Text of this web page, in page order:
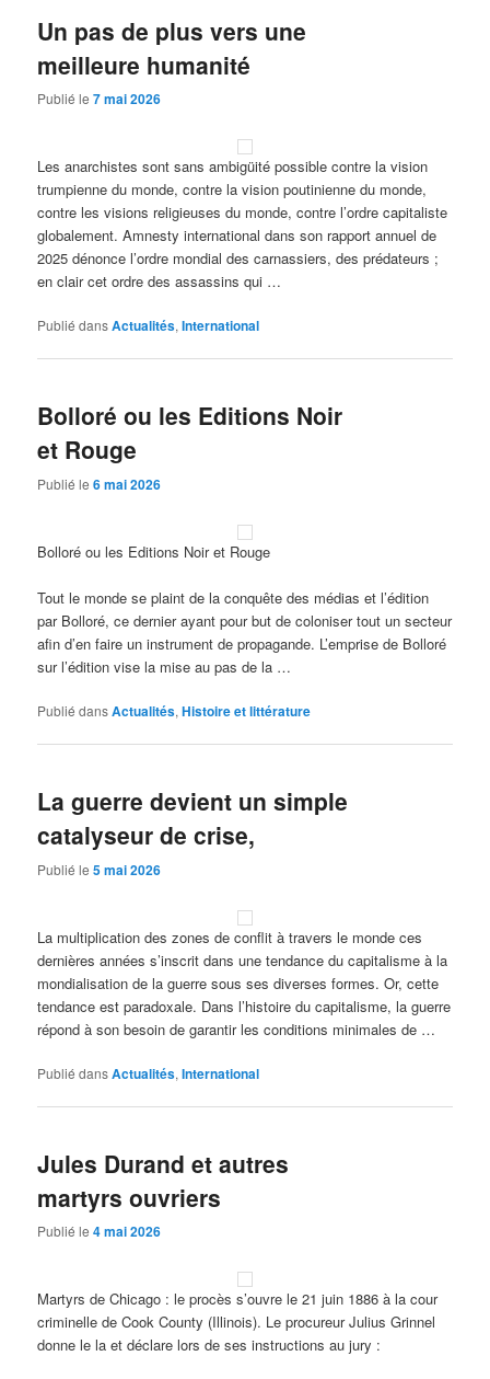
Un pas de plus vers une
meilleure humanité
Publié le7 mai 2026
Les anarchistes sont sans ambigüité possible contre la vision
trumpienne du monde, contre la vision poutinienne du monde,
contre les visions religieuses du monde, contre l’ordre capitaliste
globalement. Amnesty international dans son rapport annuel de
2025 dénonce l’ordre mondial des carnassiers, des prédateurs ;
en clair cet ordre des assassins qui …
Publié dansActualités,International
Bolloré ou les Editions Noir
et Rouge
Publié le6 mai 2026
Bolloré ou les Editions Noir et Rouge
Tout le monde se plaint de la conquête des médias et l’édition
par Bolloré, ce dernier ayant pour but de coloniser tout un secteur
afin d’en faire un instrument de propagande. L’emprise de Bolloré
sur l’édition vise la mise au pas de la …
Publié dansActualités,Histoire et littérature
La guerre devient un simple
catalyseur de crise,
Publié le5 mai 2026
La multiplication des zones de conflit à travers le monde ces
dernières années s’inscrit dans une tendance du capitalisme à la
mondialisation de la guerre sous ses diverses formes. Or, cette
tendance est paradoxale. Dans l’histoire du capitalisme, la guerre
répond à son besoin de garantir les conditions minimales de …
Publié dansActualités,International
Jules Durand et autres
martyrs ouvriers
Publié le4 mai 2026
Martyrs de Chicago : le procès s’ouvre le 21 juin 1886 à la cour
criminelle de Cook County (Illinois). Le procureur Julius Grinnel
donne le la et déclare lors de ses instructions au jury :